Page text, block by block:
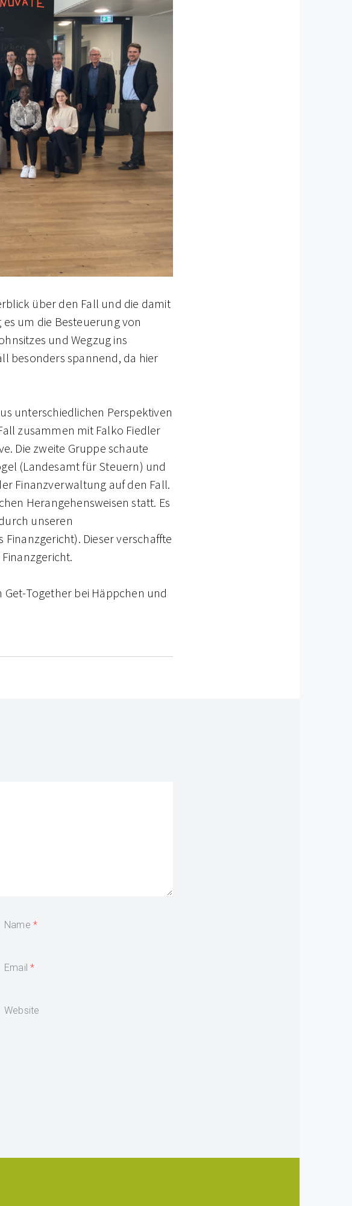
über den Fall und die damit
um die Besteuerung von
und Wegzug ins
besonders spannend, da hier
unterschiedlichen Perspektiven
zusammen mit Falko Fiedler
Die zweite Gruppe schaute
(Landesamt für Steuern) und
Finanzverwaltung auf den Fall.
Herangehensweisen statt. Es
unseren
Dieser verschaffte
Together bei Häppchen und
Name
Email
Website